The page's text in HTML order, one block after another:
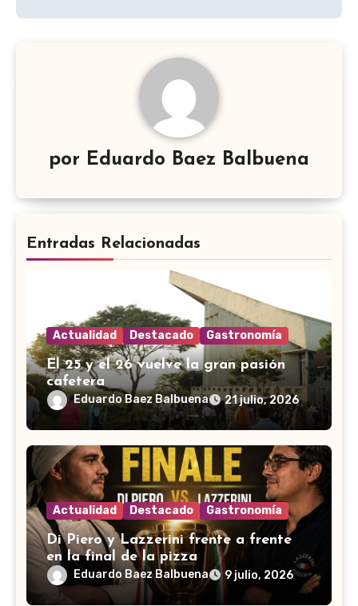
por Eduardo Baez Balbuena
Entradas Relacionadas
Actualidad Destacado Gastronomía
El 25 y el 26 vuelve la gran pasión
cafetera
Eduardo Baez Balbuena 21 julio, 2026
Actualidad Destacado Gastronomía
Di Piero y Lazzerini frente a frente
en la final de la pizza
Eduardo Baez Balbuena 9 julio, 2026